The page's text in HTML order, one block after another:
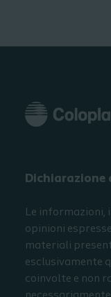
Dichiarazione
Le informazioni,
opinioni
materiali
esclusivamente
coinvolte e non